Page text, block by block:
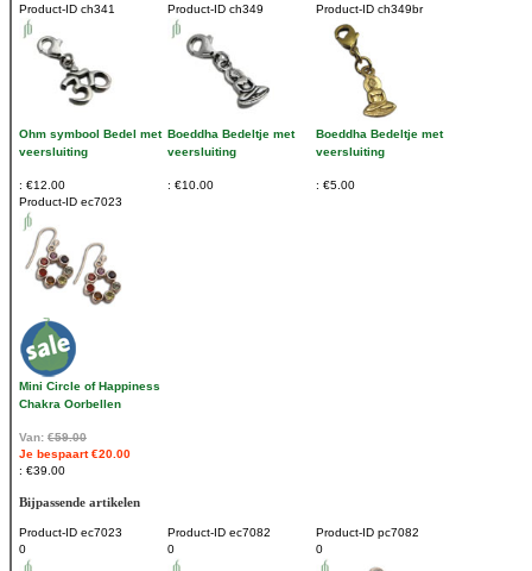
Product-ID ch341
Ohm symbool Bedel met
veersluiting
€12.00
Product-ID ch349
Boeddha Bedeltje met
veersluiting
€10.00
Product-ID ch349br
Boeddha Bedeltje met
veersluiting
€5.00
Product-ID ec7023
Mini Circle of Happiness
Chakra Oorbellen
Van: €59.00
Je bespaart €20.00
€39.00
Bijpassende artikelen
Product-ID ec7023
0
Product-ID ec7082
0
Product-ID pc7082
0